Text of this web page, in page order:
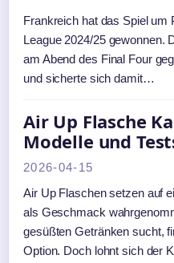
Frankreich hat das Spiel um
League 2024/25 gewonnen.
am Abend des Final Four
und sicherte sich damit…
Air Up Flasche
Modelle und
2026-04-15
Air Up Flaschen setzen auf
als Geschmack
gesüßten Getränken sucht,
Option. Doch lohnt sich der